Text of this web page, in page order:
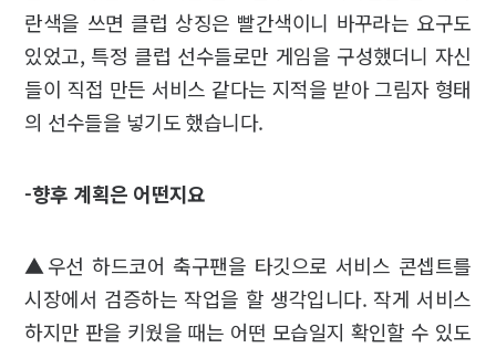
란색을 쓰면 클럽 상징은 빨간색이니 바꾸라는 요구도
있었고, 특정 클럽 선수들로만 게임을 구성했더니 자신
들이 직접 만든 서비스 같다는 지적을 받아 그림자 형태
의 선수들을 넣기도 했습니다.
-향후 계획은 어떤지요
▲우선 하드코어 축구팬을 타깃으로 서비스 콘셉트를
시장에서 검증하는 작업을 할 생각입니다. 작게 서비스
하지만 판을 키웠을 때는 어떤 모습일지 확인할 수 있도